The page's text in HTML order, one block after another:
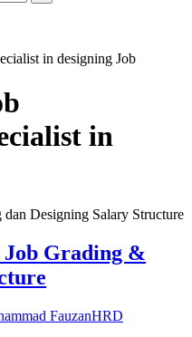
in designing Job
in
Grading &
FauzanHRD